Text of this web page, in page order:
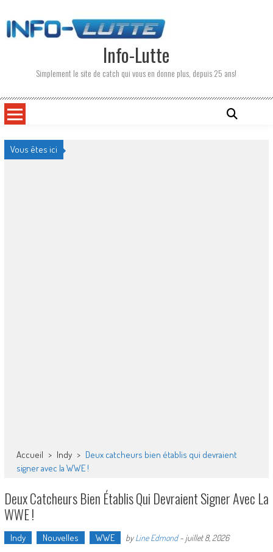
to
content
Info-Lutte
Simplement le site de catch qui vous en donne plus, depuis 25 ans!
Vous êtes ici
Accueil > Indy > Deux catcheurs bien établis qui devraient
signer avec la WWE !
Deux Catcheurs Bien Établis Qui Devraient Signer Avec La
WWE !
Indy Nouvelles WWE byLine Edmond- juillet 8, 2026